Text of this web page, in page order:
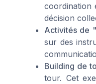
coordination
décision
Activités de
sur des
Building de
tour. Cet